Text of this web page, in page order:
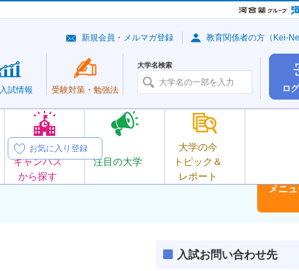
ロ
オープン
キャンパス
から探す
注目の大学
大学の今
トピック＆
レポート
入試情報 受験対策・ 勉強法
大学名検索
新規会員・メルマガ登録 教育関係者の方（Kei-
お気に入り登録
メニ
入試お問い合わせ先